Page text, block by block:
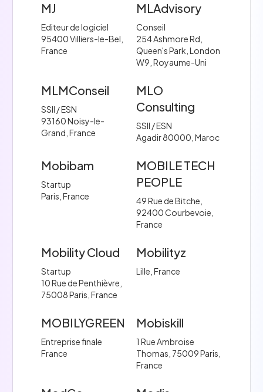
MJ
Editeur de logiciel
95400 Villiers-le-Bel,
France
MLAdvisory
Conseil
254 Ashmore Rd,
Queen's Park, London
W9, Royaume-Uni
MLMConseil
SSII / ESN
93160 Noisy-le-
Grand, France
MLO
Consulting
SSII / ESN
Agadir 80000, Maroc
Mobibam
Startup
Paris, France
MOBILE TECH
PEOPLE
49 Rue de Bitche,
92400 Courbevoie,
France
Mobility Cloud
Startup
10 Rue de Penthièvre,
75008 Paris, France
Mobilityz
Lille, France
MOBILYGREEN
Entreprise finale
France
Mobiskill
1 Rue Ambroise
Thomas, 75009 Paris,
France